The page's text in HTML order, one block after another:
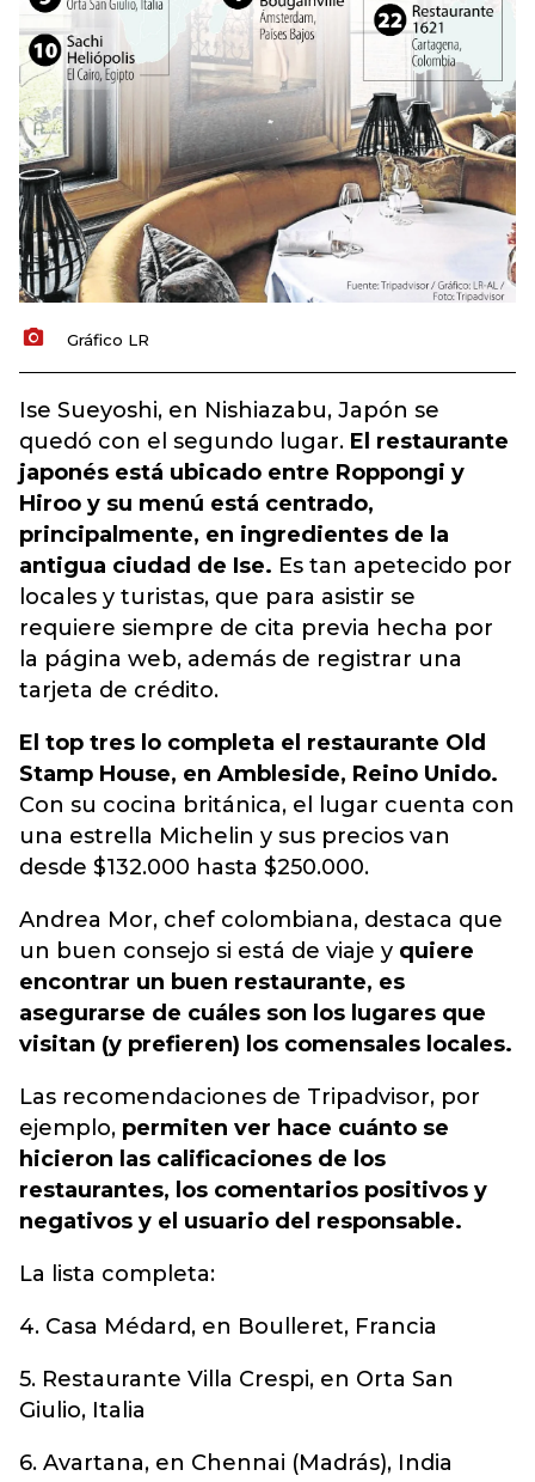
Gráfico LR
Ise Sueyoshi, en Nishiazabu, Japón se
quedó con el segundo lugar. El restaurante
japonés está ubicado entre Roppongi y
Hiroo y su menú está centrado,
principalmente, en ingredientes de la
antigua ciudad de Ise. Es tan apetecido por
locales y turistas, que para asistir se
requiere siempre de cita previa hecha por
la página web, además de registrar una
tarjeta de crédito.
El top tres lo completa el restaurante Old
Stamp House, en Ambleside, Reino Unido.
Con su cocina británica, el lugar cuenta con
una estrella Michelin y sus precios van
desde $132.000 hasta $250.000.
Andrea Mor, chef colombiana, destaca que
un buen consejo si está de viaje y quiere
encontrar un buen restaurante, es
asegurarse de cuáles son los lugares que
visitan (y prefieren) los comensales locales.
Las recomendaciones de Tripadvisor, por
ejemplo, permiten ver hace cuánto se
hicieron las calificaciones de los
restaurantes, los comentarios positivos y
negativos y el usuario del responsable.
La lista completa:
4. Casa Médard, en Boulleret, Francia
5. Restaurante Villa Crespi, en Orta San
Giulio, Italia
6. Avartana, en Chennai (Madrás), India